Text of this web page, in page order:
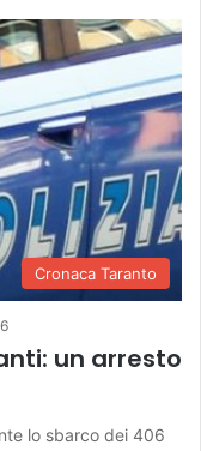
Cronaca Taranto
un arresto
lo sbarco dei 406